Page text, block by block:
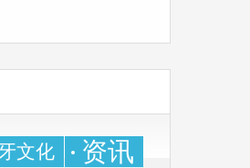
文化 资讯